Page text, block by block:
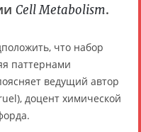
Cell Metabolism.
что набор
паттернами
ведущий автор
доцент химической